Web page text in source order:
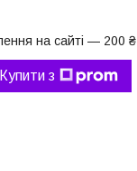
на сайті — 200 ₴
Купити з